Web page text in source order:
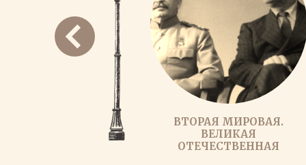
ВТОРАЯ МИРОВАЯ.
ВЕЛИКАЯ
ОТЕЧЕСТВЕННАЯ